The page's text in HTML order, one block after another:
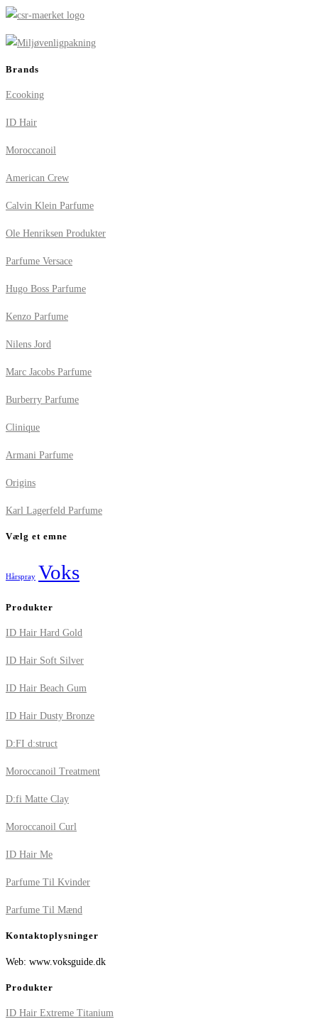
Brands
Ecooking
ID Hair
Moroccanoil
American Crew
Calvin Klein Parfume
Ole Henriksen Produkter
Parfume Versace
Hugo Boss Parfume
Kenzo Parfume
Nilens Jord
Marc Jacobs Parfume
Burberry Parfume
Clinique
Armani Parfume
Origins
Karl Lagerfeld Parfume
Vælg et emne
Hårspray Voks
Produkter
ID Hair Hard Gold
ID Hair Soft Silver
ID Hair Beach Gum
ID Hair Dusty Bronze
D:FI d:struct
Moroccanoil Treatment
D:fi Matte Clay
Moroccanoil Curl
ID Hair Me
Parfume Til Kvinder
Parfume Til Mænd
Kontaktoplysninger
Web: www.voksguide.dk
Produkter
ID Hair Extreme Titanium